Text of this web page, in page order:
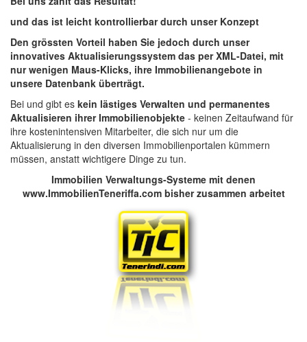
und das ist leicht kontrollierbar durch unser Konzept
Den grössten Vorteil haben Sie jedoch durch unser
innovatives Aktualisierungssystem das per XML-Datei, mit
nur wenigen Maus-Klicks, ihre Immobilienangebote in
unsere Datenbank überträgt.
Bei und gibt es kein lästiges Verwalten und permanentes
Aktualisieren ihrer Immobilienobjekte - keinen Zeitaufwand für
ihre kostenintensiven Mitarbeiter, die sich nur um die
Aktualisierung in den diversen Immobilienportalen kümmern
müssen, anstatt wichtigere Dinge zu tun.
Immobilien Verwaltungs-Systeme mit denen
www.ImmobilienTeneriffa.com bisher zusammen arbeitet